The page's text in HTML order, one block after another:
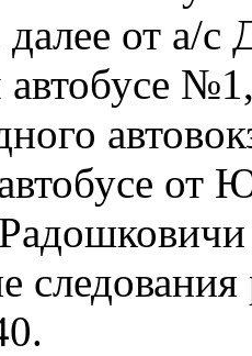
от а/с
автобусе
от